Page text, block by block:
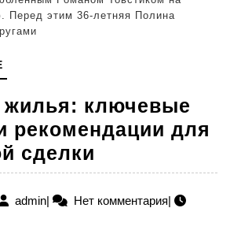
в
любовником
Перед этим 36-летняя Полина
ЧИТАТЬ
ДАЛЕЕ
жилья: ключевые
рекомендации для
сделки
жилья:
ключевые
adminadmin
| Нет комментария|